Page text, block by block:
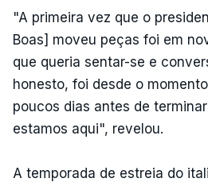
"A primeira vez que o
Boas] moveu peças foi em
que queria sentar-se e
honesto, foi desde o
poucos dias antes de
estamos aqui", revelou.
A temporada de estreia do